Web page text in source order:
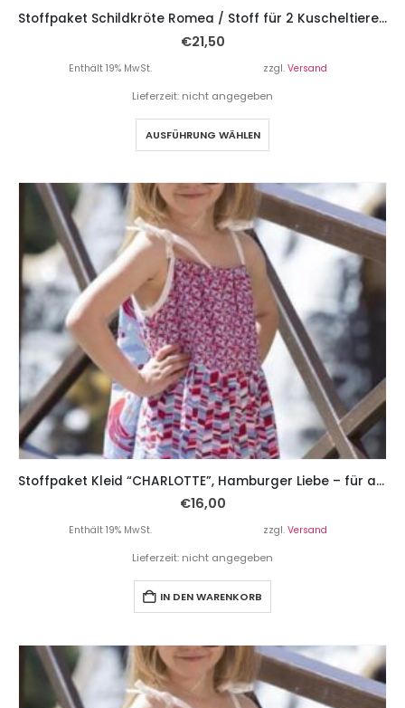
Stoffpaket Schildkröte Romea / Stoff für 2 Kuscheltiere – Natur / Braun mit Schlangenleder
€21,50
Enthält 19% MwSt. zzgl. Versand
Lieferzeit: nicht angegeben
AUSFÜHRUNG WÄHLEN
Stoffpaket Kleid “CHARLOTTE”, Hamburger Liebe – für alle Größen von 110-152
€16,00
Enthält 19% MwSt. zzgl. Versand
Lieferzeit: nicht angegeben
IN DEN WARENKORB